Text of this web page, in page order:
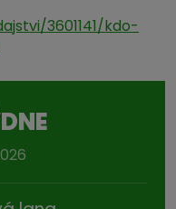
3601141/kdo-